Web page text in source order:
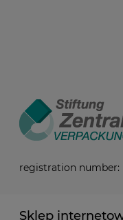
registration number:
Sklep